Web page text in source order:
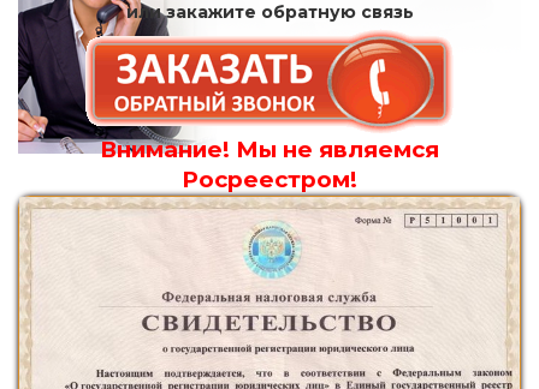
или закажите обратную связь
Внимание! Мы не являемся
Росреестром!